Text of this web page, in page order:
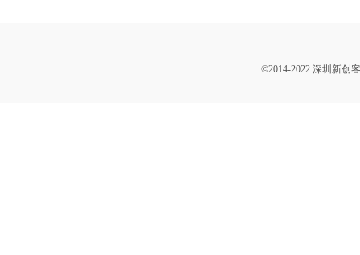
©2014-2022 深圳新创